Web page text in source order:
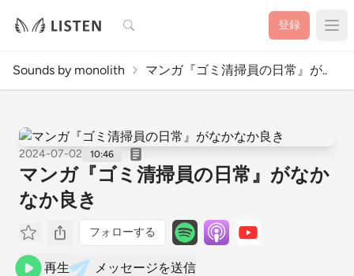
検索 登録
Sounds by monolith マンガ『ゴミ清掃員の日常』が..
2024-07-02 10:46
マンガ『ゴミ清掃員の日常』がなか
なか良き
フォローする
再生 メッセージを送信